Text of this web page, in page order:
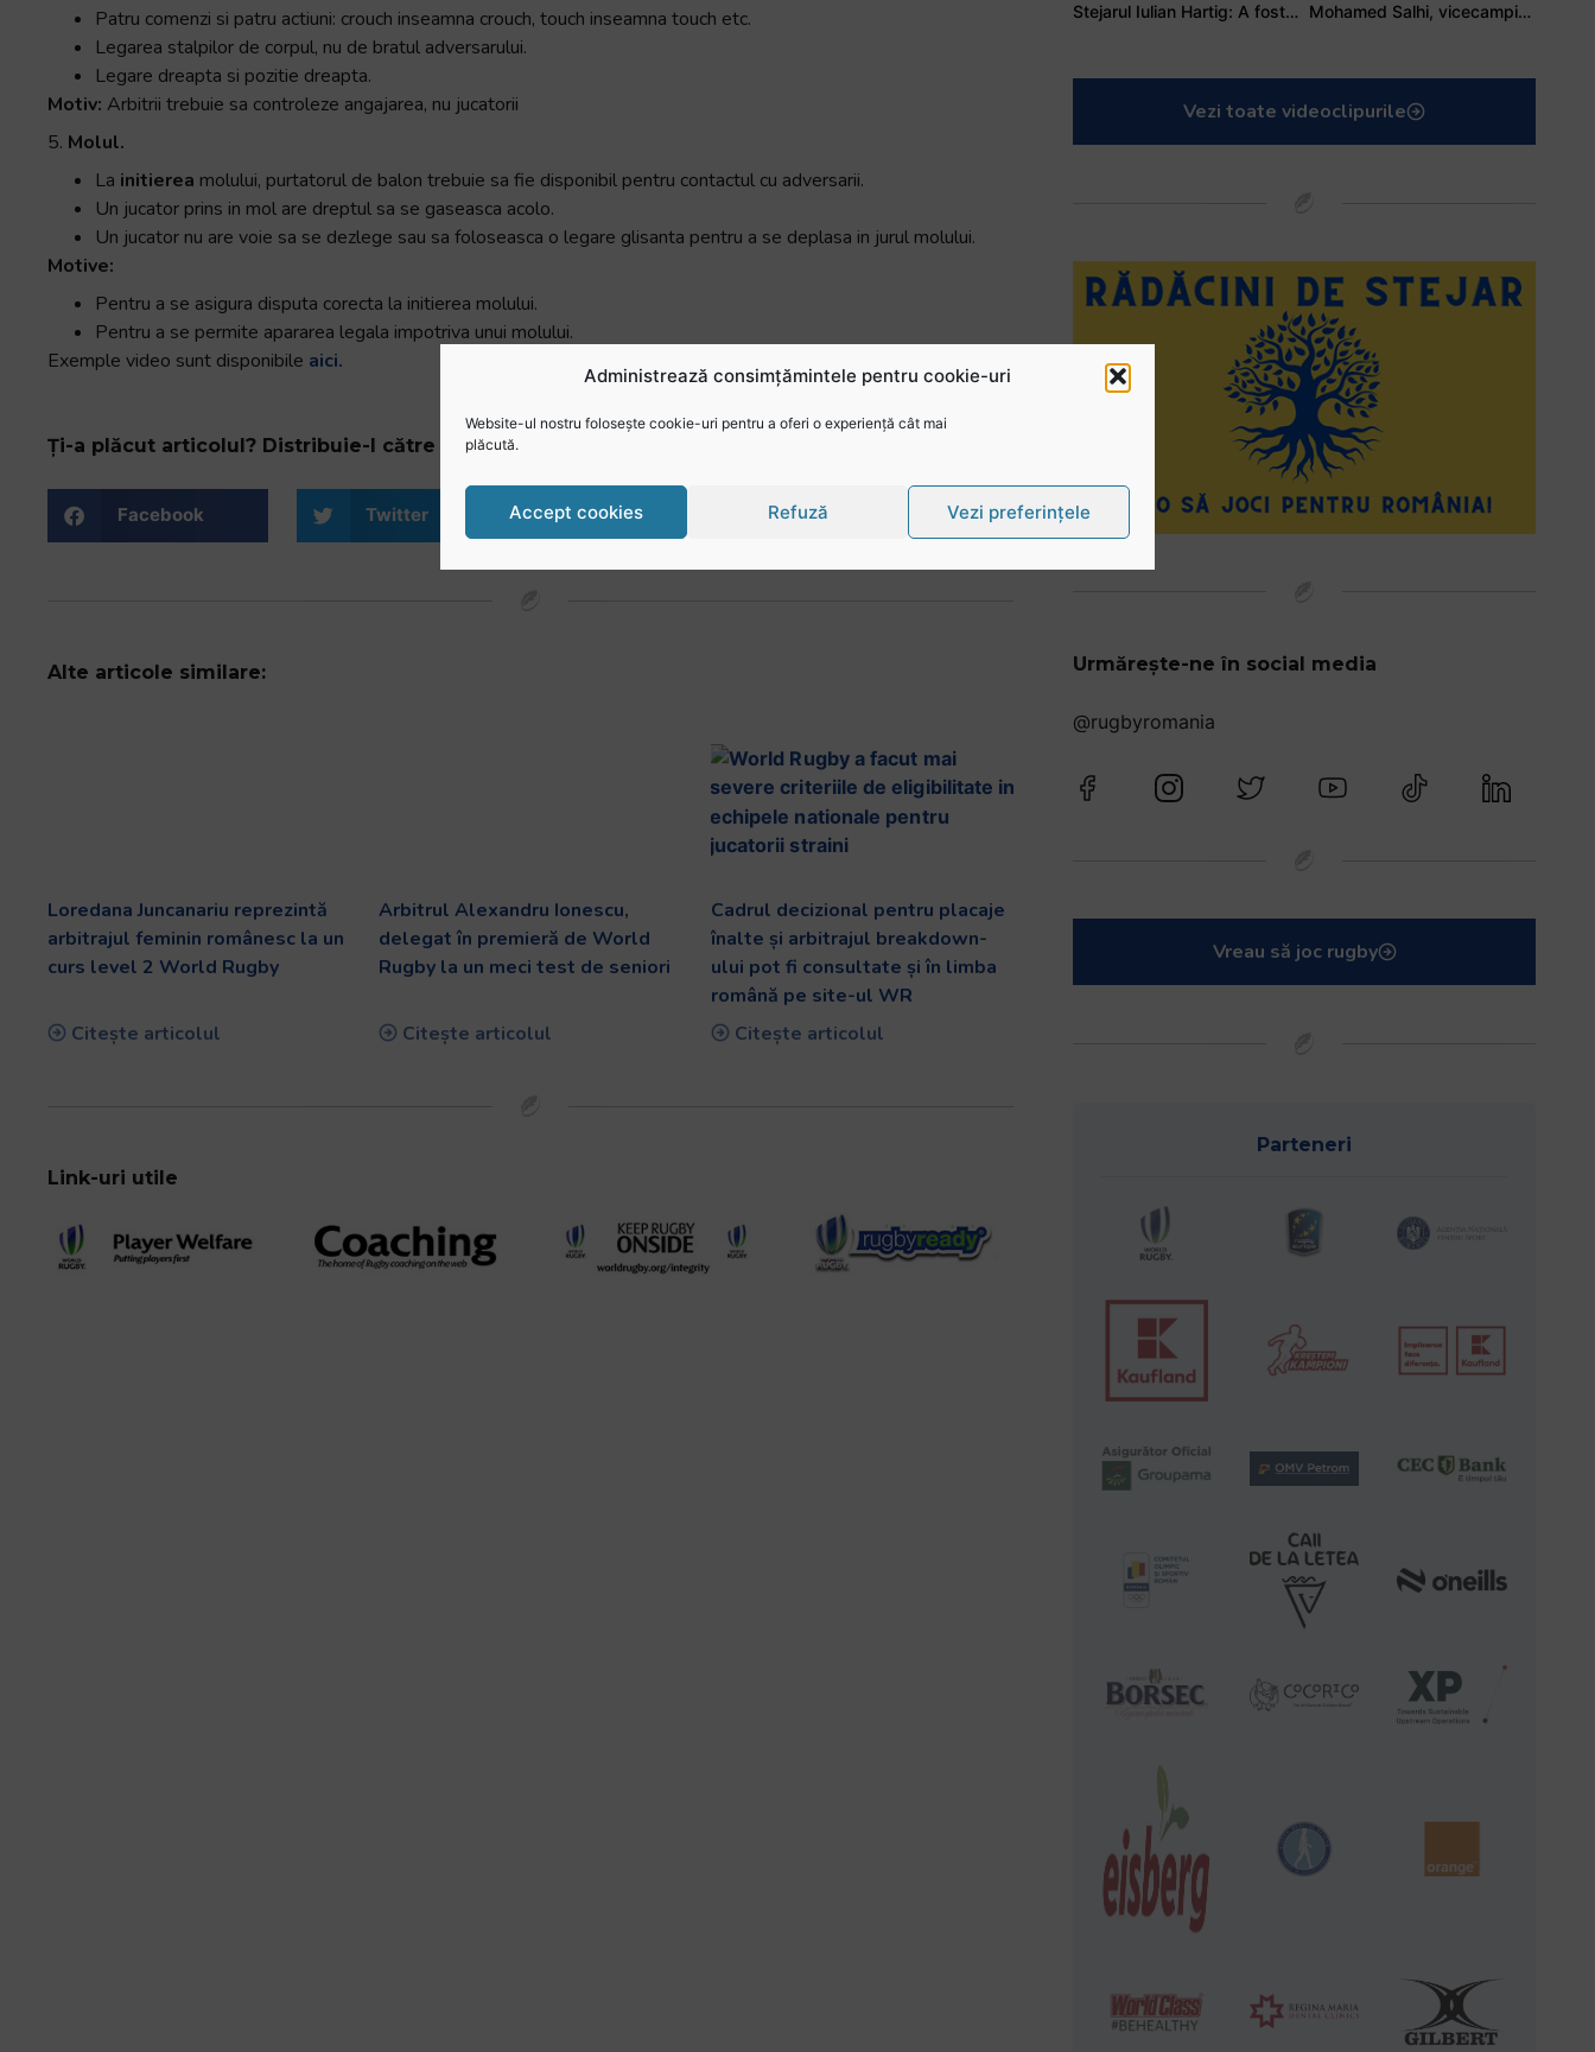
Administrează consimțămintele pentru cookie-uri
Website-ul nostru folosește cookie-uri pentru a oferi o experiență cât mai
plăcută.
Accept cookies Refuză Vezi preferințele
Patru comenzi si patru actiuni: crouch inseamna crouch, touch inseamna touch etc.
Legarea stalpilor de corpul, nu de bratul adversarului.
Legare dreapta si pozitie dreapta.
Motiv: Arbitrii trebuie sa controleze angajarea, nu jucatorii
5. Molul.
La initierea molului, purtatorul de balon trebuie sa fie disponibil pentru contactul cu adversarii.
Un jucator prins in mol are dreptul sa se gaseasca acolo.
Un jucator nu are voie sa se dezlege sau sa foloseasca o legare glisanta pentru a se deplasa in jurul molului.
Motive:
Pentru a se asigura disputa corecta la initierea molului.
Pentru a se permite apararea legala impotriva unui molului.
Exemple video sunt disponibile aici.
Ți-a plăcut articolul? Distribuie-l către prietenii tăi:
Facebook Twitter LinkedIn WhatsApp
Alte articole similare:
Loredana Juncanariu reprezintă
arbitrajul feminin românesc la un
curs level 2 World Rugby
Citește articolul
Arbitrul Alexandru Ionescu,
delegat în premieră de World
Rugby la un meci test de seniori
Citește articolul
Cadrul decizional pentru placaje
înalte și arbitrajul breakdown-
ului pot fi consultate și în limba
română pe site-ul WR
Citește articolul
Link-uri utile
Stejarul Iulian Hartig: A fost un turneu care a unit mai mult echipa Mohamed Salhi, vicecampion național juniori I: Rugby-ul te învață să accepți și înfrângerile
Vezi toate videoclipurile
Urmărește-ne în social media
@rugbyromania
Vreau să joc rugby
Parteneri